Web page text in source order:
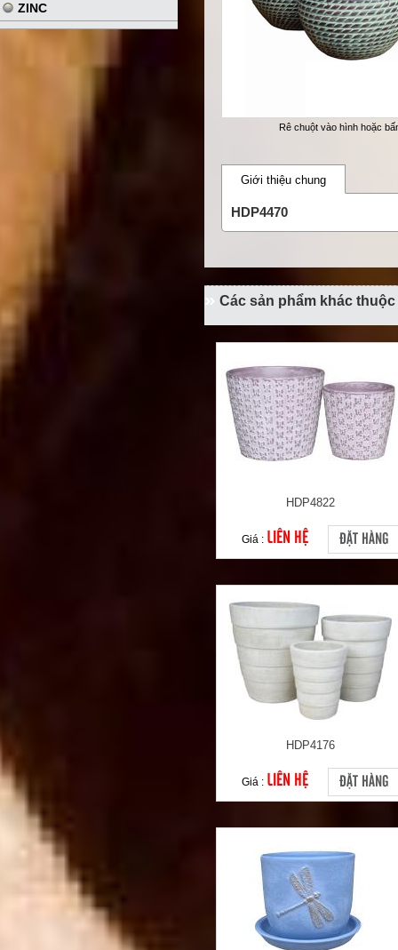
ZINC
Rê chuột vào hình hoặc
Giới thiệu chung
HDP4470
Các sản phẩm khác
HDP4822
Giá : LIÊN HỆ ĐẶT HÀNG
HDP4176
Giá : LIÊN HỆ ĐẶT HÀNG